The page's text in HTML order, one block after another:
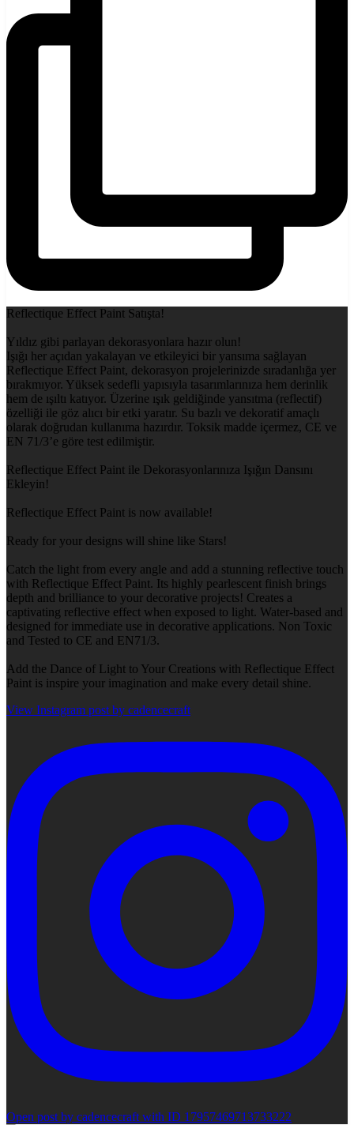
Reflectique Effect Paint Satışta!
Yıldız gibi parlayan dekorasyonlara hazır olun!
Işığı her açıdan yakalayan ve etkileyici bir yansıma sağlayan
Reflectique Effect Paint, dekorasyon projelerinizde sıradanlığa yer
bırakmıyor. Yüksek sedefli yapısıyla tasarımlarınıza hem derinlik
hem de ışıltı katıyor. Üzerine ışık geldiğinde yansıtma (reflectif)
özelliği ile göz alıcı bir etki yaratır. Su bazlı ve dekoratif amaçlı
olarak doğrudan kullanıma hazırdır. Toksik madde içermez, CE ve
EN 71/3’e göre test edilmiştir.
Reflectique Effect Paint ile Dekorasyonlarınıza Işığın Dansını
Ekleyin!
Reflectique Effect Paint is now available!
Ready for your designs will shine like Stars!
Catch the light from every angle and add a stunning reflective touch
with Reflectique Effect Paint. Its highly pearlescent finish brings
depth and brilliance to your decorative projects! Creates a
captivating reflective effect when exposed to light. Water-based and
designed for immediate use in decorative applications. Non Toxic
and Tested to CE and EN71/3.
Add the Dance of Light to Your Creations with Reflectique Effect
Paint is inspire your imagination and make every detail shine.
View Instagram post by cadencecraft
Open post by cadencecraft with ID 17957469713733222